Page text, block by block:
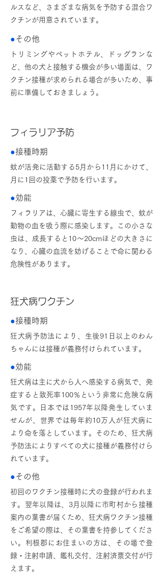
ルスなど、さまざまな病気を予防する混合ワ
クチンが用意されています。
●その他
トリミングやペットホテル、ドッグランな
ど、他の犬と接触する機会が多い場面は、ワ
クチン接種が求められる場合が多いため、事
前に準備しておきましょう。
フィラリア予防
●接種時期
蚊が活発に活動する5月から11月にかけて、
月に1回の投薬で予防を行います。
●効能
フィラリアは、心臓に寄生する線虫で、蚊が
動物の血を吸う際に感染します。この小さな
虫は、成長すると10～20cmほどの大きさに
なり、心臓の血流を妨げることで命に関わる
危険性があります。
狂犬病ワクチン
●接種時期
狂犬病予防法により、生後91日以上のわん
ちゃんには接種が義務付けられています。
●効能
狂犬病は主に犬から人へ感染する病気で、発
症すると致死率100％という非常に危険な病
気です。日本では1957年以降発生していま
せんが、世界では毎年約10万人が狂犬病に
より命を落としています。そのため、狂犬病
予防法によりすべての犬に接種が義務付けら
れています。
●その他
初回のワクチン接種時に犬の登録が行われま
す。翌年以降は、3月以降に市町村から接種
案内の葉書が届くため、狂犬病ワクチン接種
をご希望の際は、その葉書を持参してくださ
い。利根郡にお住まいの方は、その場で登
録・注射申請、鑑札交付、注射済票交付が行
えます。